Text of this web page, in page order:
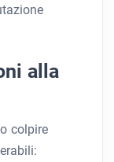
alla
colpire